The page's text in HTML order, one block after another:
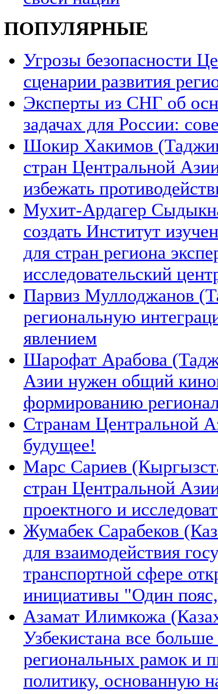
ПОПУЛЯРНЫЕ
Угрозы безопасности
сценарии развития
Эксперты из СНГ об
задачах для России:
Шокир Хакимов
стран Центральной
избежать
Мухит-Ардагер
создать Институт
для стран региона
исследовательский
Парвиз Муллоджанов
региональную
явлением
Шарофат Арабова
Азии нужен общий
формированию
Странам Центральной
будущее!
Марс Сариев
стран Центральной
проектного и
Жумабек Сарабеков
для взаимодействия
транспортной сфере
инициативы "Один
Азамат Илимкожа
Узбекистана все
региональных рамок и
политику, основанную